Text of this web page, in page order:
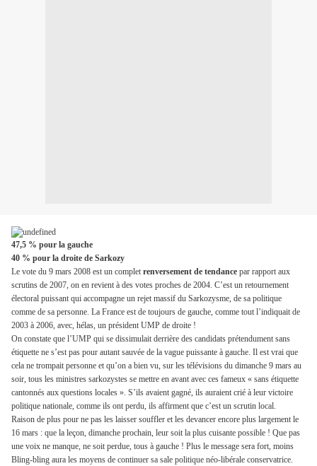
47,5 % pour la gauche
40 % pour la droite de Sarkozy
Le vote du 9 mars 2008 est un complet renversement de tendance par rapport aux
scrutins de 2007, on en revient à des votes proches de 2004. C’est un retournement
électoral puissant qui accompagne un rejet massif du Sarkozysme, de sa politique
comme de sa personne. La France est de toujours de gauche, comme tout l’indiquait de
2003 à 2006, avec, hélas, un président UMP de droite !
On constate que l’UMP qui se dissimulait derrière des candidats prétendument sans
étiquette ne s’est pas pour autant sauvée de la vague puissante à gauche. Il est vrai que
cela ne trompait personne et qu’on a bien vu, sur les télévisions du dimanche 9 mars au
soir, tous les ministres sarkozystes se mettre en avant avec ces fameux « sans étiquette
cantonnés aux questions locales ». S’ils avaient gagné, ils auraient crié à leur victoire
politique nationale, comme ils ont perdu, ils affirment que c’est un scrutin local.
Raison de plus pour ne pas les laisser souffler et les devancer encore plus largement le
16 mars : que la leçon, dimanche prochain, leur soit la plus cuisante possible ! Que pas
une voix ne manque, ne soit perdue, tous à gauche ! Plus le message sera fort, moins
Bling-bling aura les moyens de continuer sa sale politique néo-libérale conservatrice.